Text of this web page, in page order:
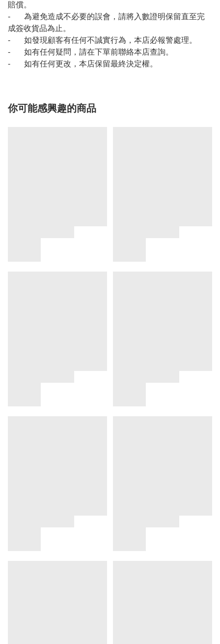
賠償。
- 為避免造成不必要的誤會，請將入數證明保留直至完
成簽收貨品為止。
- 如發現顧客有任何不誠實行為，本店必報警處理。
- 如有任何疑問，請在下單前聯絡本店查詢。
- 如有任何更改，本店保留最終決定權。
你可能感興趣的商品